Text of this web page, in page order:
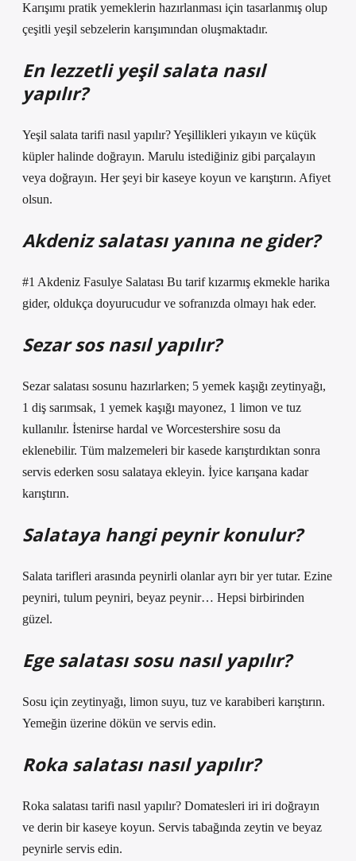
Karışımı pratik yemeklerin hazırlanması için tasarlanmış olup
çeşitli yeşil sebzelerin karışımından oluşmaktadır.
En lezzetli yeşil salata nasıl
yapılır?
Yeşil salata tarifi nasıl yapılır? Yeşillikleri yıkayın ve küçük
küpler halinde doğrayın. Marulu istediğiniz gibi parçalayın
veya doğrayın. Her şeyi bir kaseye koyun ve karıştırın. Afiyet
olsun.
Akdeniz salatası yanına ne gider?
#1 Akdeniz Fasulye Salatası Bu tarif kızarmış ekmekle harika
gider, oldukça doyurucudur ve sofranızda olmayı hak eder.
Sezar sos nasıl yapılır?
Sezar salatası sosunu hazırlarken; 5 yemek kaşığı zeytinyağı,
1 diş sarımsak, 1 yemek kaşığı mayonez, 1 limon ve tuz
kullanılır. İstenirse hardal ve Worcestershire sosu da
eklenebilir. Tüm malzemeleri bir kasede karıştırdıktan sonra
servis ederken sosu salataya ekleyin. İyice karışana kadar
karıştırın.
Salataya hangi peynir konulur?
Salata tarifleri arasında peynirli olanlar ayrı bir yer tutar. Ezine
peyniri, tulum peyniri, beyaz peynir… Hepsi birbirinden
güzel.
Ege salatası sosu nasıl yapılır?
Sosu için zeytinyağı, limon suyu, tuz ve karabiberi karıştırın.
Yemeğin üzerine dökün ve servis edin.
Roka salatası nasıl yapılır?
Roka salatası tarifi nasıl yapılır? Domatesleri iri iri doğrayın
ve derin bir kaseye koyun. Servis tabağında zeytin ve beyaz
peynirle servis edin.